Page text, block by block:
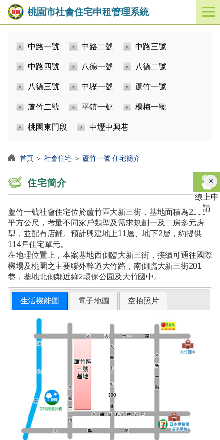
桃園市社會住宅申租管理系統
開
啟
中路一號 中路二號 中路三號
中路四號 八德一號 八德二號
八德三號 中壢一號 蘆竹一號
蘆竹二號 平鎮一號 楊梅一號
桃園東門段 中壢中興巷
首頁 ＞ 社會住宅 ＞ 蘆竹一號-住宅簡介
住宅簡介
蘆竹一號社會住宅位於蘆竹區大新三街，基地面積為2509
平方公尺，考量不同家戶類型及需求規劃一及二房多元房
型，並配有店鋪。預計興建地上11層、地下2層，約提供
114戶住宅單元。
在地理位置上，本案基地西側臨大新三街，接續可通往國際
機場及桃園之主要聯外幹道大竹路，南側臨大新三街201
巷，基地北側鄰近綠2環保公園及大竹國中。
生活機能圖 電子地圖 空拍照片
×關
閉
線上申
請